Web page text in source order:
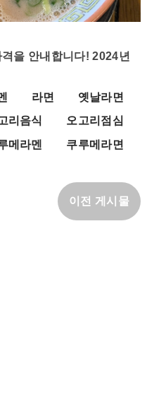
을 안내합니다! 2024년
라면
옛날라면
리음식
오고리점심
메라멘
쿠루메라면
이전 게시물